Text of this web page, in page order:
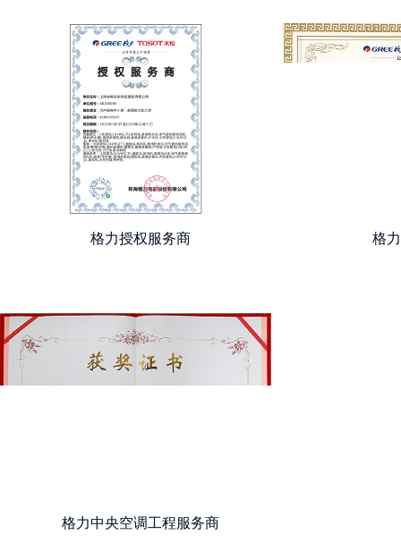
格力授权服务商 格
格力中央空调工程服务商